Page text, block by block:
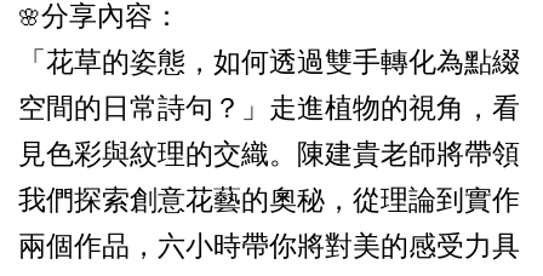
🌸分享內容：
「花草的姿態，如何透過雙手轉化為點綴
空間的日常詩句？」 走進植物的視角，看
見色彩與紋理的交織。陳建貴老師將帶領
我們探索創意花藝的奧秘，從理論到實作
兩個作品，六小時帶你將對美的感受力具